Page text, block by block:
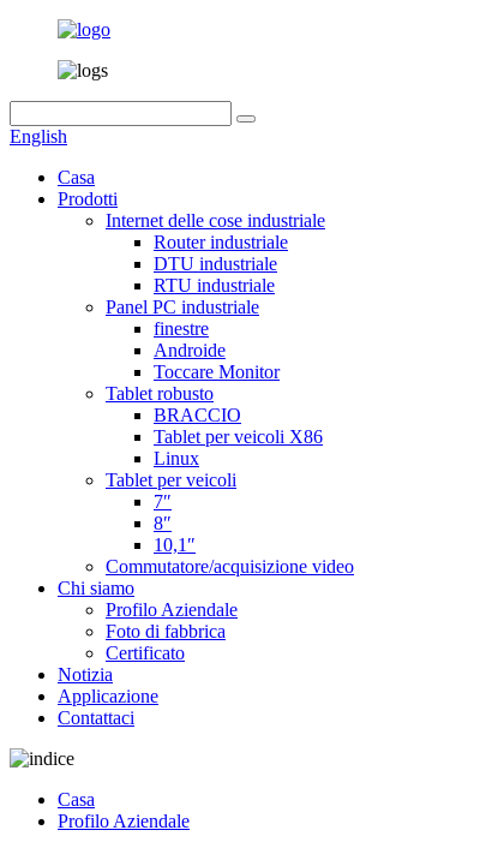
English
Casa
Prodotti
Internet delle cose industriale
Router industriale
DTU industriale
RTU industriale
Panel PC industriale
finestre
Androide
Toccare Monitor
Tablet robusto
BRACCIO
Tablet per veicoli X86
Linux
Tablet per veicoli
7″
8″
10,1″
Commutatore/acquisizione video
Chi siamo
Profilo Aziendale
Foto di fabbrica
Certificato
Notizia
Applicazione
Contattaci
Casa
Profilo Aziendale